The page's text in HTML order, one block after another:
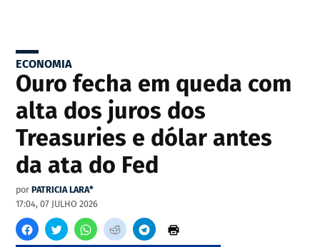
ECONOMIA
Ouro fecha em queda com
alta dos juros dos
Treasuries e dólar antes
da ata do Fed
por PATRICIA LARA*
17:04, 07 JULHO 2026